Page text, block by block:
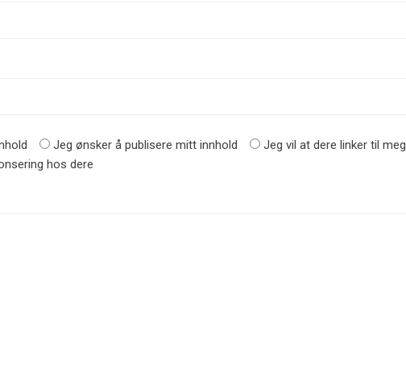
Jeg ønsker å publisere mitt innhold
Jeg vil at dere linker til meg
hos dere